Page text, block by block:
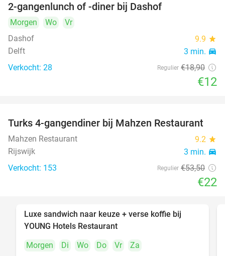
2-gangenlunch of -diner bij Dashof
Morgen Wo
Vr
Dashof
9.9 star
Delft 3 min. directions_car
Verkocht: 28 Regulier €18,90
€12
59%
Turks 4-gangendiner bij Mahzen Restaurant
Mahzen Restaurant 9.2 star
Rijswijk 3 min. directions_car
Verkocht: 153 Regulier €53,50
€22
Luxe sandwich naar keuze + verse koffie bij
YOUNG Hotels Restaurant
Morgen
Di Wo Do Vr
Za